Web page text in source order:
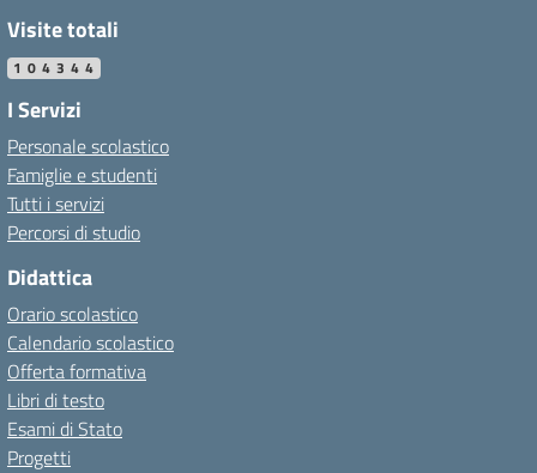
Visite totali
104344
I Servizi
Personale scolastico
Famiglie e studenti
Tutti i servizi
Percorsi di studio
Didattica
Orario scolastico
Calendario scolastico
Offerta formativa
Libri di testo
Esami di Stato
Progetti